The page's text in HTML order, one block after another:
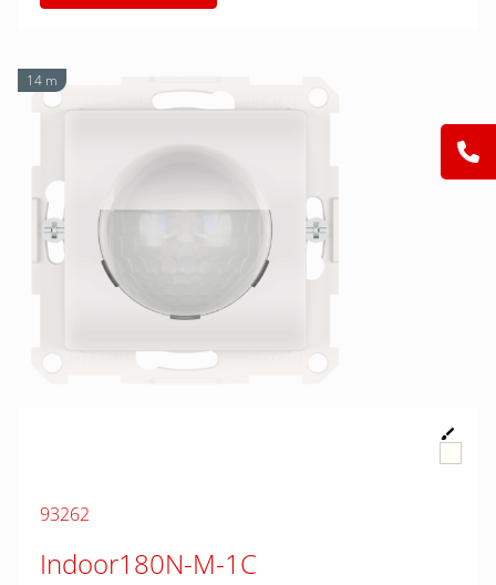
14 m
93262
Indoor180N-M-1C